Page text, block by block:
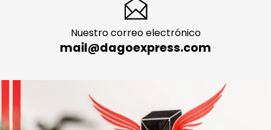
Nuestro correo electrónico
mail@dagoexpress.com